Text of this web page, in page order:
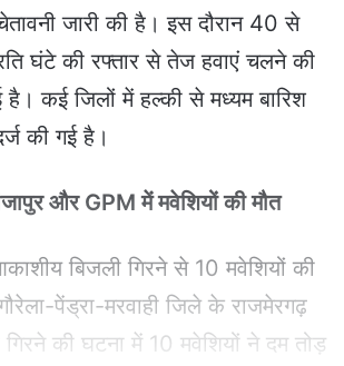
जारी की है। इस दौरान 40 से
घंटे की रफ्तार से तेज हवाएं चलने की
है। कई जिलों में हल्की से मध्यम बारिश
की गई है।
और GPM में मवेशियों की मौत
बिजली गिरने से 10 मवेशियों की
पेंड्रा-मरवाही जिले के राजमेरगढ़
गिरने की घटना में 10 मवेशियों ने दम तोड़